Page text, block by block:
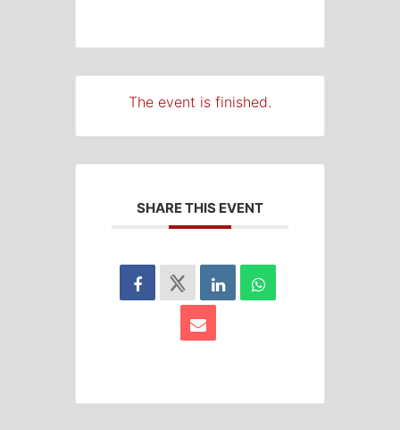
The event is finished.
SHARE THIS EVENT